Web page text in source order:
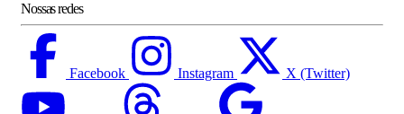
Nossas redes
Facebook Instagram X (Twitter)